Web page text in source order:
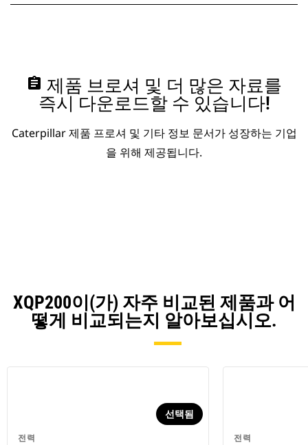
assignment 제품 브로셔 및 더 많은 자료를
즉시 다운로드할 수 있습니다!
Caterpillar 제품 프로셔 및 기타 정보 문서가 성장하는 기업
을 위해 제공됩니다.
XQP200이(가) 자주 비교된 제품과 어
떻게 비교되는지 알아보십시오.
전력
선택됨
전력